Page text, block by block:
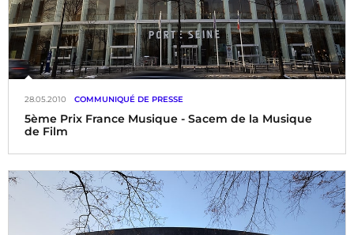
5ème Prix France Musique - Sacem de la Musique
de Film
28.05.2010 COMMUNIQUÉ DE PRESSE
Remis le vendredi 2 Juillet 2010, 19h30, Radio France